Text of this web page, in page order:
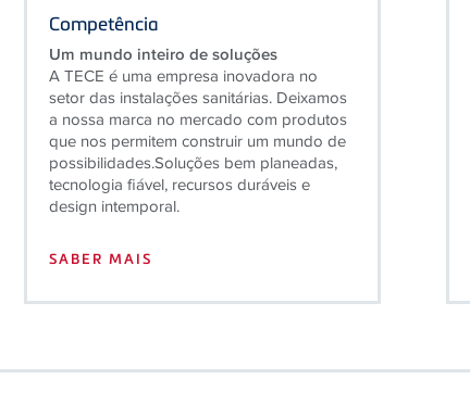
Um mundo inteiro de soluções
A TECE é uma empresa inovadora no
setor das instalações sanitárias. Deixamos
a nossa marca no mercado com produtos
que nos permitem construir um mundo de
possibilidades.Soluções bem planeadas,
tecnologia fiável, recursos duráveis ​​e
design intemporal.